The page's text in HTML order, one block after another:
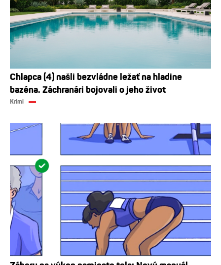
Chlapca (4) našli bezvládne ležať na hladine
bazéna. Záchranári bojovali o jeho život
Krimi